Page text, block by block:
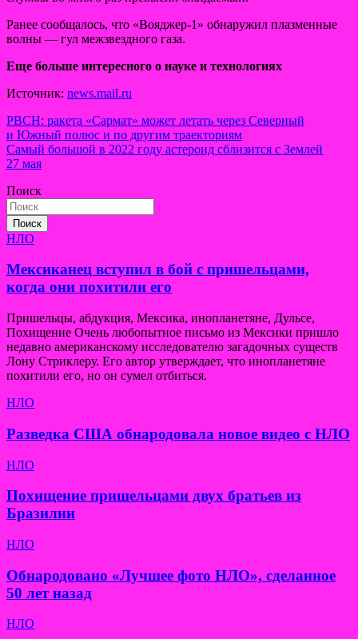
Ранее сообщалось, что «Вояджер-1» обнаружил плазменные
волны — гул межзвездного газа.
Еще больше интересного о науке и технологиях
Источник: news.mail.ru
Навигация
по
записям
РВСН: ракета «Сармат» может летать через Северный
и Южный полюс и по другим траекториям
Самый большой в 2022 году астероид сблизится с Землей
27 мая
Поиск
Поиск
НЛО
Мексиканец вступил в бой с пришельцами,
когда они похитили его
Пришельцы, абдукция, Мексика, инопланетяне, Дульсе,
Похищение Очень любопытное письмо из Мексики пришло
недавно американскому исследователю загадочных существ
Лону Стриклеру. Его автор утверждает, что инопланетяне
похитили его, но он сумел отбиться.
НЛО
Разведка США обнародовала новое видео с НЛО
НЛО
Похищение пришельцами двух братьев из
Бразилии
НЛО
Обнародовано «Лучшее фото НЛО», сделанное
50 лет назад
НЛО